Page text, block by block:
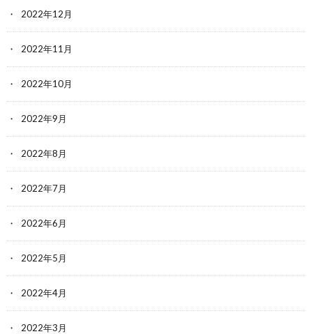
2022年12月
2022年11月
2022年10月
2022年9月
2022年8月
2022年7月
2022年6月
2022年5月
2022年4月
2022年3月